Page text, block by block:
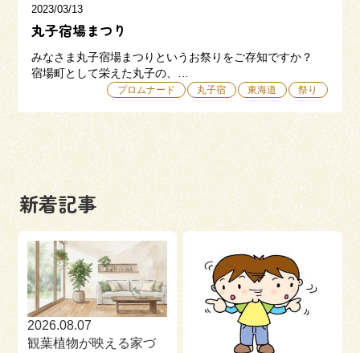
054-365-3838
来場予約 資料請求
2023/03/13
丸子宿場まつり
みなさま丸子宿場まつりというお祭りをご存知ですか？
宿場町として栄えた丸子の、…
プロムナード 丸子宿 東海道 祭り
新着記事
2026.08.07
観葉植物が映える家づ